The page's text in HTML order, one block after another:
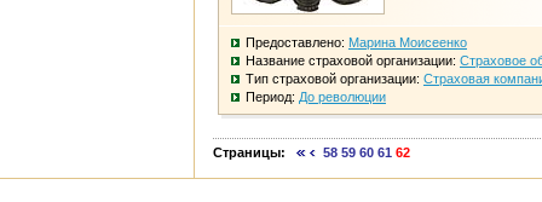
Предоставлено: Марина Моисеенко
Название страховой организации: Страховое
Тип страховой организации: Страховая
Период: До революции
Страницы: 58 59 60 61 62